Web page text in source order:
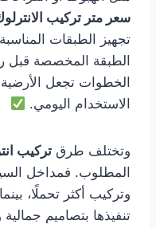
سعر متر تركيب
تجهيز الطبقات
الطبقة المخصصة قبل
الخطوات تجعل
الاستخدام اليومي.
وتختلف طرق تركيب
المطلوب. فمداخل
وتركيب أكثر تحملًا،
تنفيذها بتصاميم